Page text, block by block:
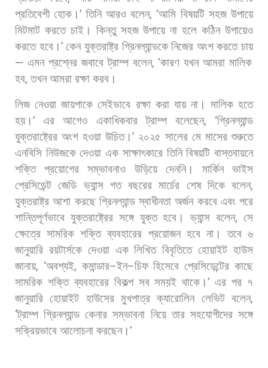
প্রতিবেশী হোক।’ তিনি আরও বলেন, ‘আমি বিষয়টি সহজ উপায়ে
মিটমাট করতে চাই। কিন্তু সহজ উপায়ে না হলে কঠিন উপায়েও
করতে হবে।’কেন যুক্তরাষ্ট্র গ্রিনল্যান্ডকে নিজের অংশ করতে চায়
— এমন প্রশ্নের জবাবে ট্রাম্প বলেন, ‘কারণ যখন আমরা মালিক
হব,তখন আমরা রক্ষা করব।
লিজ নেওয়া জায়গাকে সেইভাবে রক্ষা করা যায় না। মালিক হতে
হয়।’এর আগেও একাধিকবার ট্রাম্প বলেছেন, ‘গ্রিনল্যান্ড
যুক্তরাষ্ট্রের অংশ হওয়া উচিত।’ ২০২৫ সালের মে মাসের শুরুতে
এনবিসি নিউজকে দেওয়া এক সাক্ষাৎকারে তিনি বিষয়টি বাস্তবায়নে
শক্তি
প্রয়োগের সম্ভাবনাও উড়িয়ে দেননি। মার্কিন
ভাইস
প্রেসিডেন্ট জেডি ভ্যান্স গত বছরের মার্চের শেষ দিকে বলেন,
যুক্তরাষ্ট্র আশা করছে গ্রিনল্যান্ড স্বাধীনতা অর্জন করবে এবং পরে
শান্তিপূর্ণভাবে যুক্তরাষ্ট্রের সঙ্গে যুক্ত হবে। ভ্যান্স বলেন,সে
ক্ষেত্রে সামরিক শক্তি ব্যবহারের প্রয়োজন হবে না। তবে ৬
জানুয়ারি রয়টার্সকে দেওয়া এক লিখিত বিবৃতিতে হোয়াইট হাউস
জানায়, ‘অবশ্যই, কমান্ডার–ইন–চিফ হিসেবে প্রেসিডেন্টের কাছে
সামরিক শক্তি ব্যবহারের বিকল্প সব সময়ই থাকে।’এর পর ৭
জানুয়ারি হোয়াইট হাউসের মুখপাত্র ক্যারোলিন লেভিট বলেন,
‘ট্রাম্প গ্রিনল্যান্ড কেনার সম্ভাবনা নিয়ে তার সহযোগীদের সঙ্গে
সক্রিয়ভাবে আলোচনা করছেন।’